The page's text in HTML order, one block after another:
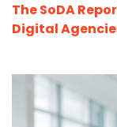
The SoDA
Digital